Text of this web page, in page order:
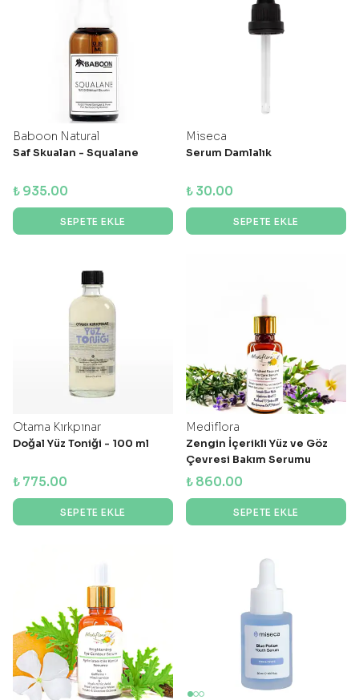
Baboon Natural
Saf Skualan - Squalane
₺ 935.00
SEPETE EKLE
Miseca
Serum Damlalık
₺ 30.00
SEPETE EKLE
Otama Kırkpınar
Doğal Yüz Toniği - 100 ml
₺ 775.00
SEPETE EKLE
Mediflora
Zengin İçerikli Yüz ve Göz
Çevresi Bakım Serumu
₺ 860.00
SEPETE EKLE